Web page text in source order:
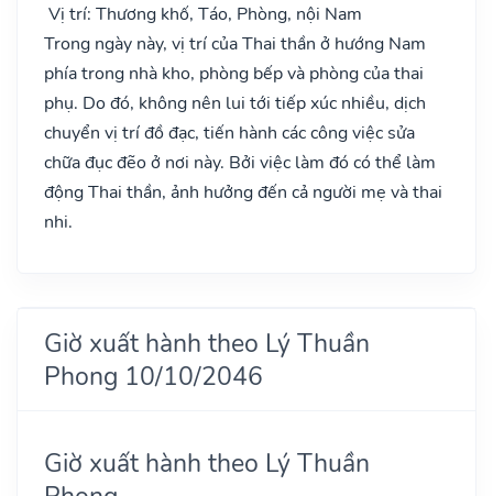
Vị trí: Thương khố, Táo, Phòng, nội Nam
Trong ngày này, vị trí của Thai thần ở hướng Nam
phía trong nhà kho, phòng bếp và phòng của thai
phụ. Do đó, không nên lui tới tiếp xúc nhiều, dịch
chuyển vị trí đồ đạc, tiến hành các công việc sửa
chữa đục đẽo ở nơi này. Bởi việc làm đó có thể làm
động Thai thần, ảnh hưởng đến cả người mẹ và thai
nhi.
Giờ xuất hành theo Lý Thuần
Phong 10/10/2046
Giờ xuất hành theo Lý Thuần